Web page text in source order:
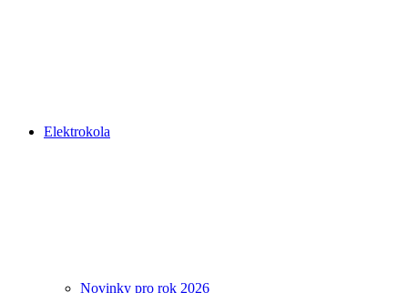
Elektrokola
Novinky pro rok 2026